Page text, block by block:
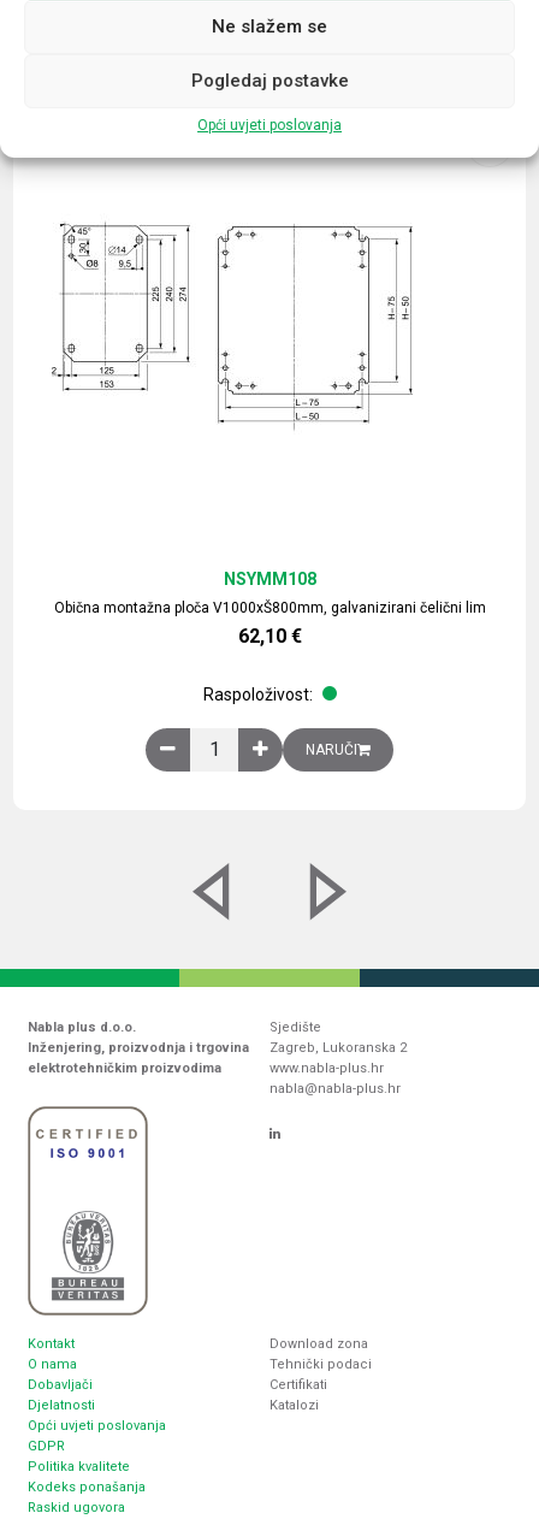
Ne slažem se
Pogledaj postavke
Opći uvjeti poslovanja
Obična montažna ploča V1000xŠ800mm, galvanizirani čelični lim
NSYMM108
62,10 €
Raspoloživost:
Obična montažna ploča V1000xŠ800mm,
NARUČI
Nabla plus d.o.o.
Inženjering, proizvodnja i trgovina
elektrotehničkim proizvodima
Sjedište
Zagreb, Lukoranska 2
www.nabla-plus.hr
nabla@nabla-plus.hr
Kontakt
O nama
Dobavljači
Djelatnosti
Opći uvjeti poslovanja
GDPR
Politika kvalitete
Kodeks ponašanja
Raskid ugovora
Download zona
Tehnički podaci
Certifikati
Katalozi